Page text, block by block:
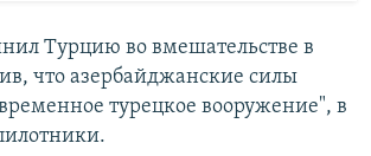
Турцию во вмешательстве в
что азербайджанские силы
турецкое вооружение", в